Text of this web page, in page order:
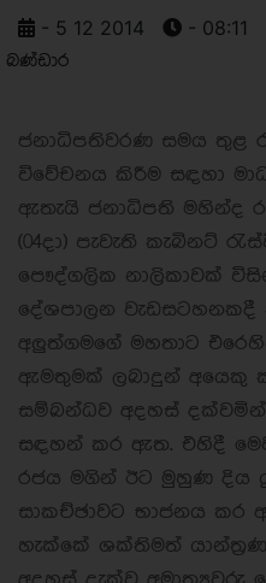
- 5 12 2014 - 08:11
බණ්ඩාර
ජනාධිපතිවරණ සමය තුළ
විවේචනය කිරීම සඳහා
ඇතැයි ජනාධිපති මහින්ද
(04දා) පැවැති කැබිනට්
පෞද්ගලික නාලිකාවක්
දේශපාලන වැඩසටහනකදී
අලුත්ගමගේ මහතාට
ඇමතුමක් ලබාදුන් අයෙකු
සම්බන්ධව අදහස් දක්වමින්
සඳහන් කර ඇත. එහිදී
රජය මගින් ඊට මුහුණ දිය
සාකච්ඡාවට භාජනය කර
හැක්කේ ශක්තිමත්